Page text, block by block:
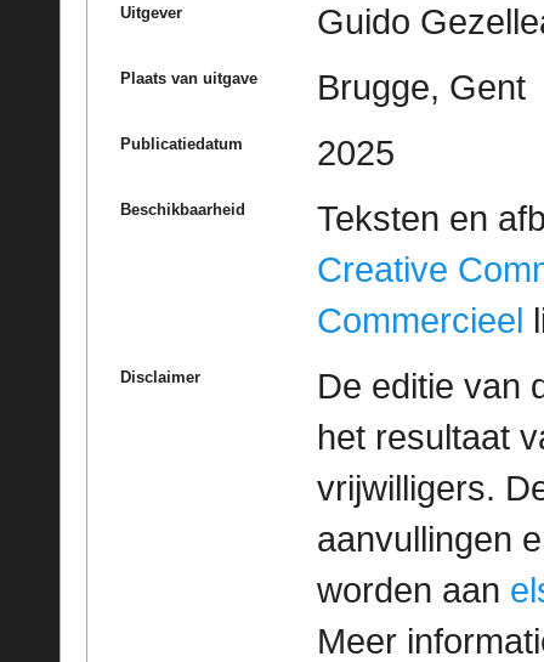
Uitgever Guido
Plaats van uitgave Brugge, Gent
Publicatiedatum 2025
Beschikbaarheid
Teksten en
Creative
Commercieel
Disclaimer
De editie van
het resultaat
vrijwilligers.
aanvullingen
worden aan
Meer